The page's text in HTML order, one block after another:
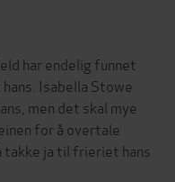
har endelig funnet
Isabella Stowe
men det skal mye
for å overtale
takke ja til frieriet hans